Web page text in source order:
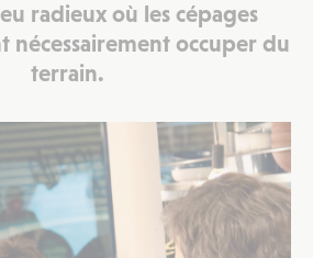
radieux où les cépages
nécessairement occuper du
terrain.